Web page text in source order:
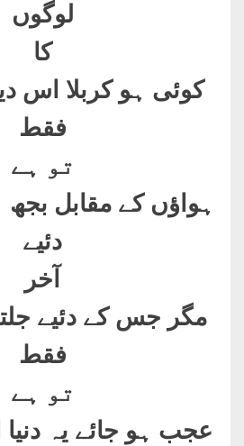
لوگوں
کا
کوئی ہو کربلا اس
فقط
تو ہے
ہواؤں کے مقابل
دئیے
آخر
مگر جس کے دئیے
فقط
تو ہے
عجب ہو جائے یہ دنیا